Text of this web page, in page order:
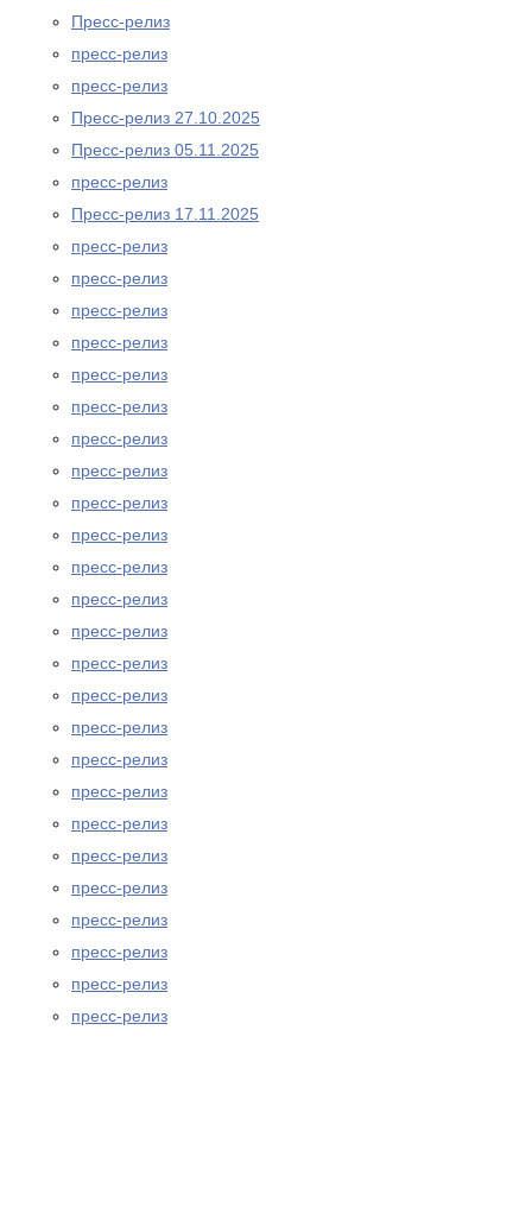
Пресс-релиз
пресс-релиз
пресс-релиз
Пресс-релиз 27.10.2025
Пресс-релиз 05.11.2025
пресс-релиз
Пресс-релиз 17.11.2025
пресс-релиз
пресс-релиз
пресс-релиз
пресс-релиз
пресс-релиз
пресс-релиз
пресс-релиз
пресс-релиз
пресс-релиз
пресс-релиз
пресс-релиз
пресс-релиз
пресс-релиз
пресс-релиз
пресс-релиз
пресс-релиз
пресс-релиз
пресс-релиз
пресс-релиз
пресс-релиз
пресс-релиз
пресс-релиз
пресс-релиз
пресс-релиз
пресс-релиз